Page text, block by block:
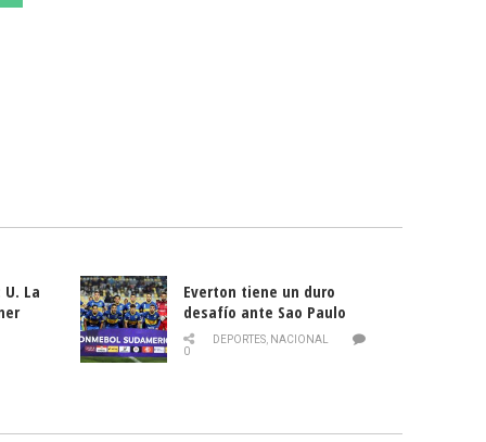
La
Everton tiene un duro
desafío ante Sao Paulo
DEPORTES, NACIONAL
0